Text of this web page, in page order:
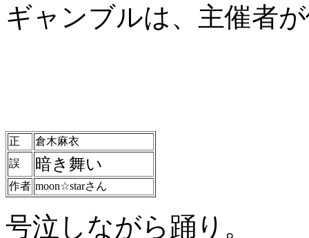
ギャンブルは、主催者
正
倉木麻衣
誤
暗き舞い
作者 moon☆starさん
号泣しながら踊り。